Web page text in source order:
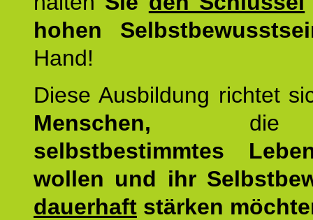
hohen
Hand!
Diese Ausbildung richtet
Menschen,
selbstbestimmtes
wollen und ihr
dauerhaft stärken